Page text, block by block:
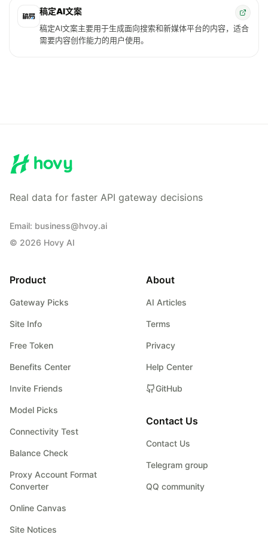
稿定AI文案
稿定AI文案主要用于生成面向搜索和新媒体平台的内容，适合
需要内容创作能力的用户使用。
Real data for faster API gateway decisions
Email: business@hvoy.ai
© 2026 Hovy AI
Product
Gateway Picks
Site Info
Free Token
Benefits Center
Invite Friends
Model Picks
Connectivity Test
Balance Check
Proxy Account Format
Converter
Online Canvas
Site Notices
About
AI Articles
Terms
Privacy
Help Center
GitHub
Contact Us
Contact Us
Telegram group
QQ community